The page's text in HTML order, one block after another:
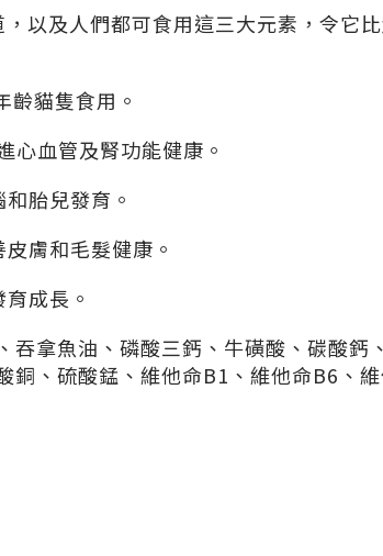
以及人們都可食用這三大元素，令它
貓隻食用。
心血管及腎功能健康。
胎兒發育。
膚和毛髮健康。
成長。
拿魚油、磷酸三鈣、牛磺酸、碳酸
、硫酸錳、維他命B1、維他命B6、